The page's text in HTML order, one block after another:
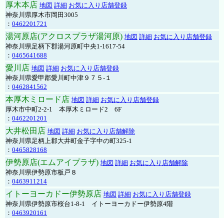
厚木本店 地図 詳細 お気に入り店舗登録
神奈川県厚木市岡田3005
： 0462201721
湯河原店(アクロスプラザ湯河原) 地図 詳細 お気に入り店舗登録
神奈川県足柄下郡湯河原町中央1-1617-54
： 0465641688
愛川店 地図 詳細 お気に入り店舗登録
神奈川県愛甲郡愛川町中津９７５-１
： 0462841562
本厚木ミロード店 地図 詳細 お気に入り店舗登録
厚木市中町2-2-1 本厚木ミロード2 6F
： 0462201201
大井松田店 地図 詳細 お気に入り店舗解除
神奈川県足柄上郡大井町金子字中の町325-1
： 0465828168
伊勢原店(エムアイプラザ) 地図 詳細 お気に入り店舗解除
神奈川県伊勢原市板戸８
： 0463911214
イトーヨーカドー伊勢原店 地図 詳細 お気に入り店舗登録
神奈川県伊勢原市桜台1-8-1 イトーヨーカドー伊勢原4階
： 0463920161